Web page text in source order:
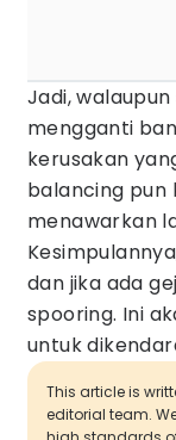
Jadi,
mengganti
kerusakan
balancing pun
menawarkan
dan jika ada
spooring. Ini
untuk
This article is
editorial team.